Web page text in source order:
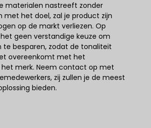
materialen nastreeft zonder
met het doel, zal je product zijn
op de markt verliezen. Op
geen verstandige keuze om
te besparen, zodat de tonaliteit
overeenkomt met het
merk. Neem contact op met
zij zullen je de meest
bieden.